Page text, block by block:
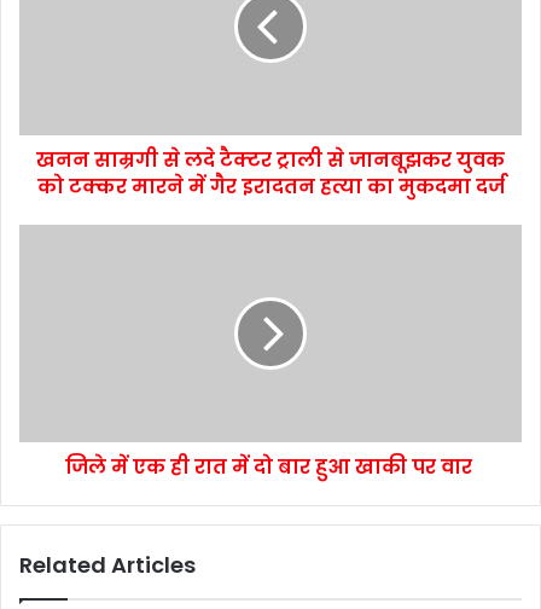
खनन साम्रगी से लदे टैक्टर ट्राली से जानबूझकर युवक
को टक्कर मारने में गैर इरादतन हत्या का मुकदमा दर्ज
जिले में एक ही रात में दो बार हुआ खाकी पर वार
Related Articles